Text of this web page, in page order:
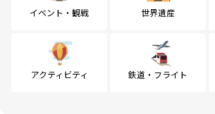
イベント・観戦 世界遺産
アクティビティ 鉄道・フライト